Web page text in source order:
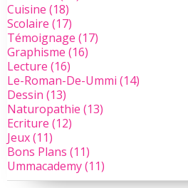
Cuisine (18)
Scolaire (17)
Témoignage (17)
Graphisme (16)
Lecture (16)
Le-Roman-De-Ummi (14)
Dessin (13)
Naturopathie (13)
Ecriture (12)
Jeux(11)
Bons Plans (11)
Ummacademy(11)